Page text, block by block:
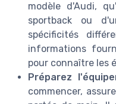
modèle d'Audi,
sportback ou
spécificités
informations
pour connaître les
Préparez
commencer,